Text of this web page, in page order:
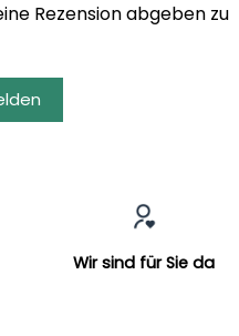
Rezension abgeben zu
Wir sind für Sie da